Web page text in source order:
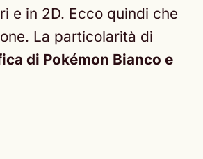
e in 2D. Ecco quindi che
La particolarità di
di Pokémon Bianco e